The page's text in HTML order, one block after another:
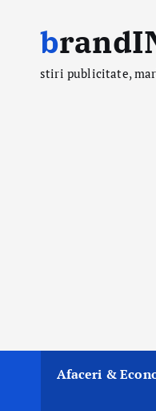
stiri publicitate,
Afaceri &